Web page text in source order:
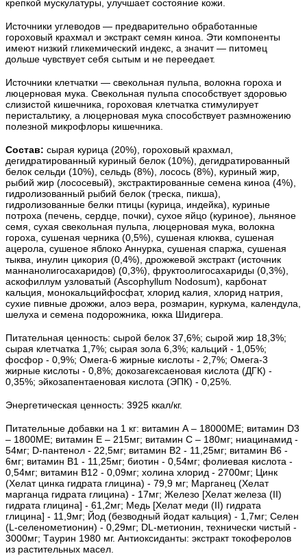
крепкой мускулатуры, улучшает состояние кожи.
Источники углеводов — предварительно обработанные
гороховый крахмал и экстракт семян киноа. Эти компоненты
имеют низкий гликемический индекс, а значит — питомец
дольше чувствует себя сытым и не переедает.
Источники клетчатки — свекольная пульпа, волокна гороха и
люцерновая мука. Свекольная пульпа способствует здоровью
слизистой кишечника, гороховая клетчатка стимулирует
перистальтику, а люцерновая мука способствует размножению
полезной микрофлоры кишечника.
Состав: сырая курица (20%), гороховый крахмал,
дегидратированный куриный белок (10%), дегидратированный
белок сельди (10%), сельдь (8%), лосось (8%), куриный жир,
рыбий жир (лососевый), экстрактированные семена киноа (4%),
гидролизованный рыбий белок (треска, пикша),
гидролизованные белки птицы (курица, индейка), куриные
потроха (печень, сердце, почки), сухое яйцо (куриное), льняное
семя, сухая свекольная пульпа, люцерновая мука, волокна
гороха, сушеная черника (0,5%), сушеная клюква, сушеная
ацерола, сушеное яблоко Аннурка, сушеная спаржа, сушеная
тыква, инулин цикория (0,4%), дрожжевой экстракт (источник
маннанолигосахаридов) (0,3%), фруктоолигосахариды (0,3%),
аскофиллум узловатый (Ascophyllum Nodosum), карбонат
кальция, монокальцийфосфат, хлорид калия, хлорид натрия,
сухие пивные дрожжи, алоэ вера, розмарин, куркума, календула,
шелуха и семена подорожника, юкка Шидигера.
Питательная ценность: сырой белок 37,6%; сырой жир 18,3%;
сырая клетчатка 1,7%; сырая зола 6,3%; кальций - 1,05%;
фосфор - 0,9%; Омега-6 жирные кислоты - 2,7%; Омега-3
жирные кислоты - 0,8%; докозагексаеновая кислота (ДГК) -
0,35%; эйкозапентаеновая кислота (ЭПК) - 0,25%.
Энергетическая ценность: 3925 ккал/кг.
Питательные добавки на 1 кг: витамин А – 18000ME; витамин D3
– 1800ME; витамин Е – 215мг; витамин С – 180мг; ниацинамид -
54мг; D-пантенол - 22,5мг; витамин B2 - 11,25мг; витамин B6 -
6мг; витамин B1 - 11,25мг; биотин - 0,54мг; фолиевая кислота -
0,54мг; витамин B12 - 0,09мг; холина хлорид - 2700мг; Цинк
(Хелат цинка гидрата глицина) - 79,9 мг; Марганец (Хелат
марганца гидрата глицина) - 17мг; Железо [Хелат железа (II)
гидрата глицина] - 61,2мг; Медь [Хелат меди (II) гидрата
глицина] - 11,9мг; Йод (безводный йодат кальция) - 1,7мг; Cелен
(L-селенометионин) - 0,29мг; DL-метионин, технически чистый -
3000мг; Tаурин 1980 мг. Антиоксиданты: экстракт токоферолов
из растительных масел.